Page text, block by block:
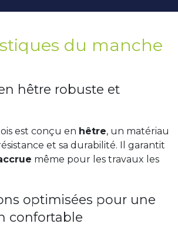
du manche
hêtre robuste et
est conçu en hêtre, un matériau
et sa durabilité. Il garantit
même pour les travaux les
optimisées pour une
confortable